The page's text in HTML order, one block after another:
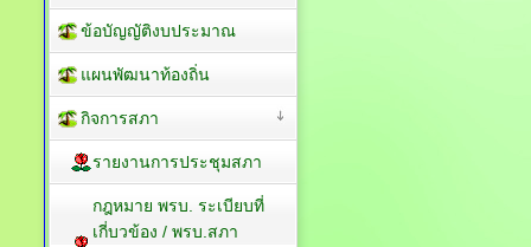
ข้อบัญญัติงบประมาณ
แผนพัฒนาท้องถิ่น
กิจการสภา
รายงานการประชุมสภา
กฎหมาย พรบ. ระเบียบที่
เกี่บวข้อง / พรบ.สภา